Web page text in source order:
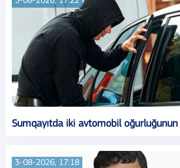
Sumqayıtda iki avtomobil oğurluğunun
3-08-2026, 17:18